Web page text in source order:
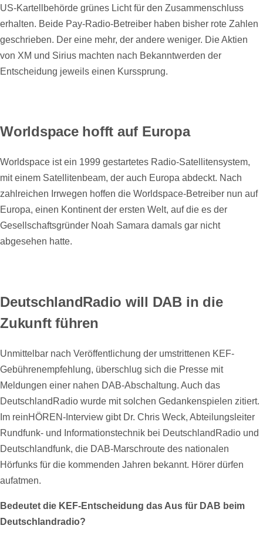
US-Kartellbehörde grünes Licht für den Zusammenschluss
erhalten. Beide Pay-Radio-Betreiber haben bisher rote Zahlen
geschrieben. Der eine mehr, der andere weniger. Die Aktien
von XM und Sirius machten nach Bekanntwerden der
Entscheidung jeweils einen Kurssprung.
Worldspace hofft auf Europa
Worldspace ist ein 1999 gestartetes Radio-Satellitensystem,
mit einem Satellitenbeam, der auch Europa abdeckt. Nach
zahlreichen Irrwegen hoffen die Worldspace-Betreiber nun auf
Europa, einen Kontinent der ersten Welt, auf die es der
Gesellschaftsgründer Noah Samara damals gar nicht
abgesehen hatte.
DeutschlandRadio will DAB in die
Zukunft führen
Unmittelbar nach Veröffentlichung der umstrittenen KEF-
Gebührenempfehlung, überschlug sich die Presse mit
Meldungen einer nahen DAB-Abschaltung. Auch das
DeutschlandRadio wurde mit solchen Gedankenspielen zitiert.
Im reinHÖREN-Interview gibt Dr. Chris Weck, Abteilungsleiter
Rundfunk- und Informationstechnik bei DeutschlandRadio und
Deutschlandfunk, die DAB-Marschroute des nationalen
Hörfunks für die kommenden Jahren bekannt. Hörer dürfen
aufatmen.
Bedeutet die KEF-Entscheidung das Aus für DAB beim
Deutschlandradio?